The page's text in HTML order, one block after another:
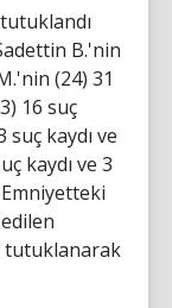
B.'nin
(24) 31
16 suç
kaydı ve
kaydı ve 3
tutuklanarak